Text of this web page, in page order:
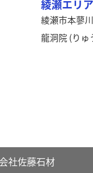
綾瀬エリア
綾瀬市本蓼
龍洞院 (りゅ
社佐藤石材